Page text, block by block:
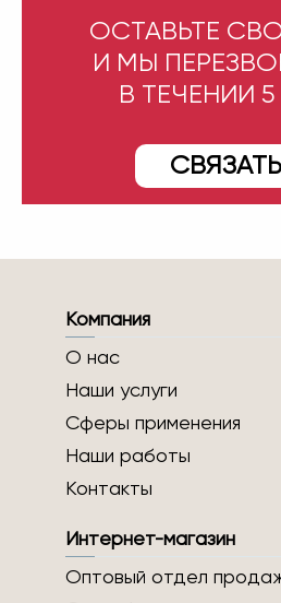
ОСТАВЬТЕ
И МЫ
В ТЕЧЕНИИ
Компания
О нас
Наши услуги
Сферы применения
Наши работы
Контакты
Интернет-магазин
Оптовый отдел